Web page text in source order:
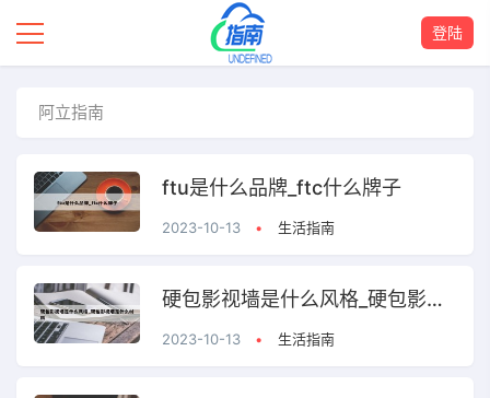
登陆
阿立指南
ftu是什么品牌_ftc什么牌子
2023-10-13 • 生活指南
硬包影视墙是什么风格_硬包影视墙是什么材料
2023-10-13 • 生活指南